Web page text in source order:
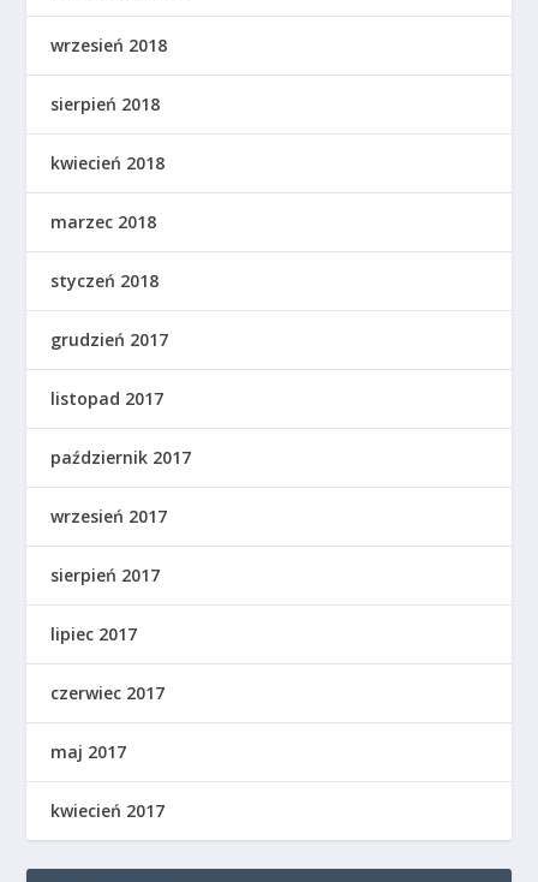
wrzesień 2018
sierpień 2018
kwiecień 2018
marzec 2018
styczeń 2018
grudzień 2017
listopad 2017
październik 2017
wrzesień 2017
sierpień 2017
lipiec 2017
czerwiec 2017
maj 2017
kwiecień 2017